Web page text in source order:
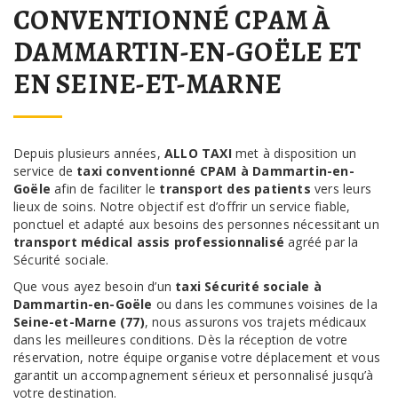
CONVENTIONNÉ CPAM À
DAMMARTIN-EN-GOËLE ET
EN SEINE-ET-MARNE
Depuis plusieurs années, ALLO TAXImet à disposition un
service de taxi conventionné CPAM à Dammartin-en-
Goële afin de faciliter le transport des patients vers leurs
lieux de soins. Notre objectif est d’offrir un service fiable,
ponctuel et adapté aux besoins des personnes nécessitant un
transport médical assis professionnalisé agréé par la
Sécurité sociale.
Que vous ayez besoin d’un taxi Sécurité sociale à
Dammartin-en-Goële ou dans les communes voisines de la
Seine-et-Marne (77), nous assurons vos trajets médicaux
dans les meilleures conditions. Dès la réception de votre
réservation, notre équipe organise votre déplacement et vous
garantit un accompagnement sérieux et personnalisé jusqu’à
votre destination.